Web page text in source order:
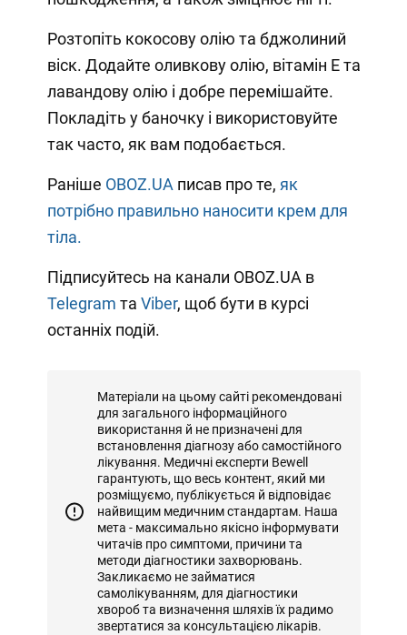
Розтопіть кокосову олію та бджолиний
віск. Додайте оливкову олію, вітамін Е та
лавандову олію і добре перемішайте.
Покладіть у баночку і використовуйте
так часто, як вам подобається.
Раніше OBOZ.UA писав про те, як
потрібно правильно наносити крем для
тіла.
Підписуйтесь на канали OBOZ.UA в
Telegram та Viber, щоб бути в курсі
останніх подій.
Матеріали на цьому сайті рекомендовані
для загального інформаційного
використання й не призначені для
встановлення діагнозу або самостійного
лікування. Медичні експерти Bewell
гарантують, що весь контент, який ми
розміщуємо, публікується й відповідає
найвищим медичним стандартам. Наша
мета - максимально якісно інформувати
читачів про симптоми, причини та
методи діагностики захворювань.
Закликаємо не займатися
самолікуванням, для діагностики
хвороб та визначення шляхів їх радимо
звертатися за консультацією лікарів.